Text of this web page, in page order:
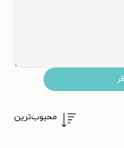
محبوب‌ترین